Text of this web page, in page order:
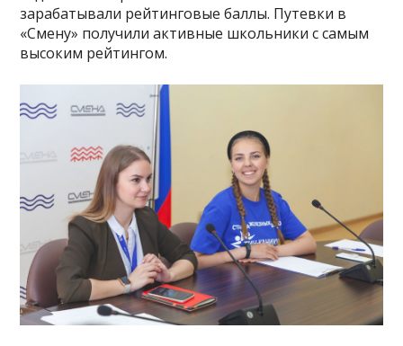
зарабатывали рейтинговые баллы. Путевки в
«Смену» получили активные школьники с самым
высоким рейтингом.